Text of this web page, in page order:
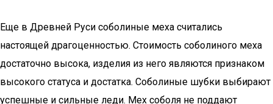
Еще в Древней Руси соболиные меха считались
настоящей драгоценностью. Стоимость соболиного меха
достаточно высока, изделия из него являются признаком
высокого статуса и достатка. Соболиные шубки выбирают
успешные и сильные леди. Мех соболя не поддают